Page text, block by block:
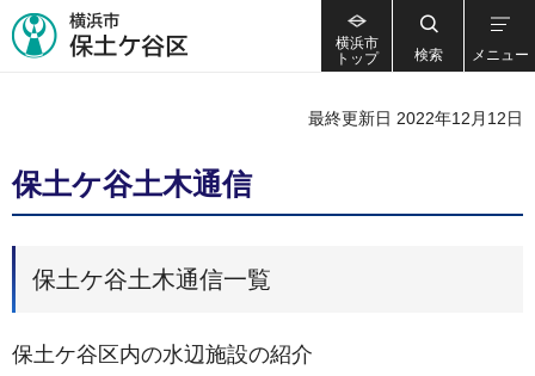
横浜市
トップ
検索 メニュー
最終更新日 2022年12月12日
保土ケ谷土木通信
保土ケ谷土木通信一覧
保土ケ谷区内の水辺施設の紹介